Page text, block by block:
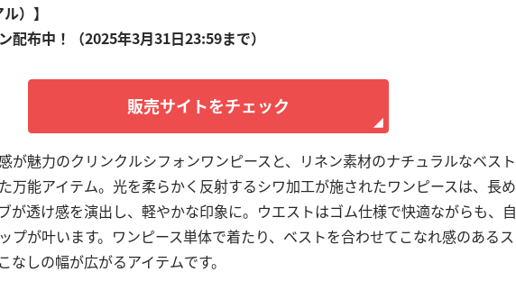
）】
配布中！（2025年3月31日23:59まで）
販売サイトをチェック
が魅力のクリンクルシフォンワンピースと、リネン素材のナチュラルなベスト
万能アイテム。光を柔らかく反射するシワ加工が施されたワンピースは、長め
が透け感を演出し、軽やかな印象に。ウエストはゴム仕様で快適ながらも、自
プが叶います。ワンピース単体で着たり、ベストを合わせてこなれ感のあるス
なしの幅が広がるアイテムです。